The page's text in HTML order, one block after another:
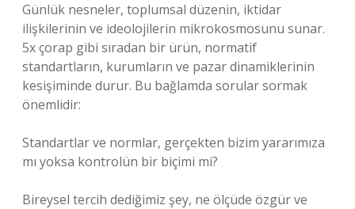
Günlük nesneler, toplumsal düzenin, iktidar
ilişkilerinin ve ideolojilerin mikrokosmosunu sunar.
5x çorap gibi sıradan bir ürün, normatif
standartların, kurumların ve pazar dinamiklerinin
kesişiminde durur. Bu bağlamda sorular sormak
önemlidir:
Standartlar ve normlar, gerçekten bizim yararımıza
mı yoksa kontrolün bir biçimi mi?
Bireysel tercih dediğimiz şey, ne ölçüde özgür ve